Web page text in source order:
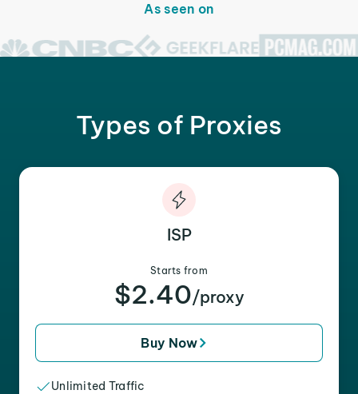
As seen on
Types of Proxies
ISP
Starts from
$2.40/proxy
Buy Now
Unlimited Traffic